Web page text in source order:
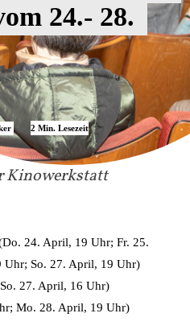
Kinowerkstatt
24.- 28.
2 Min. Lesezeit
24. April, 19 Uhr; Fr. 25.
So. 27. April, 19 Uhr)
27. April, 16 Uhr)
Mo. 28. April, 19 Uhr)